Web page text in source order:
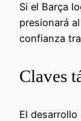
Si el Barça
presionará
confianza
Claves
El